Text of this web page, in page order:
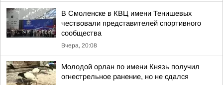
В Смоленске в КВЦ имени Тенишевых
чествовали представителей спортивного
сообщества
Вчера, 20:08
Молодой орлан по имени Князь получил
огнестрельное ранение, но не сдался